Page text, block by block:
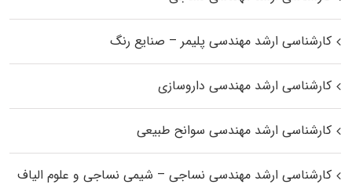
کارشناسی ارشد مهندسی پلیمر – صنایع رنگ
کارشناسی ارشد مهندسی داروسازی
کارشناسی ارشد مهندسی سوانح طبیعی
کارشناسی ارشد مهندسی نساجی – شیمی نساجی و علوم الیاف